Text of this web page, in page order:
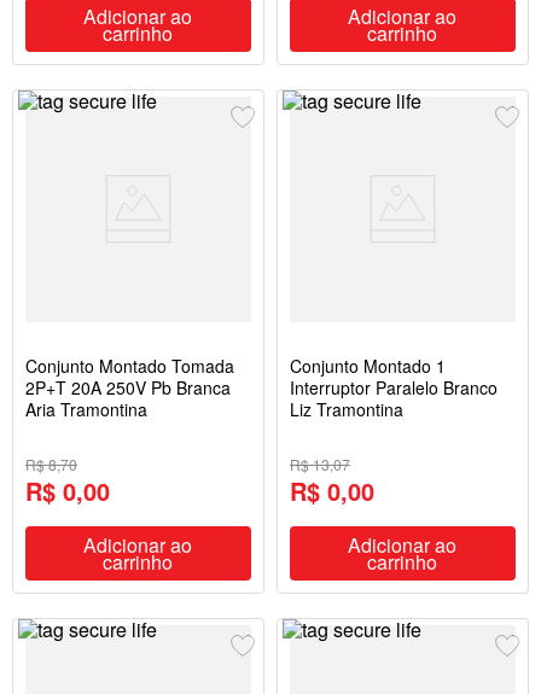
Adicionar ao
carrinho
Adicionar ao
carrinho
Conjunto Montado Tomada
2P+T 20A 250V Pb Branca
Aria Tramontina
R$ 8,70
R$ 0,00
Adicionar ao
carrinho
Conjunto Montado 1
Interruptor Paralelo Branco
Liz Tramontina
R$ 13,07
R$ 0,00
Adicionar ao
carrinho